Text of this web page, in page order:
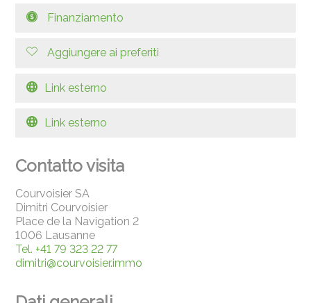
Finanziamento
Aggiungere ai preferiti
Link esterno
Link esterno
Contatto visita
Courvoisier SA
Dimitri Courvoisier
Place de la Navigation 2
1006 Lausanne
Tel. +41 79 323 22 77
dimitri@courvoisier.immo